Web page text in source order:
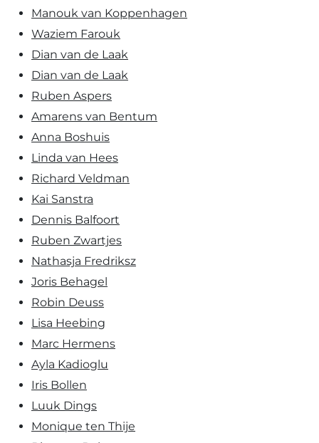
Manouk van Koppenhagen
Waziem Farouk
Dian van de Laak
Dian van de Laak
Ruben Aspers
Amarens van Bentum
Anna Boshuis
Linda van Hees
Richard Veldman
Kai Sanstra
Dennis Balfoort
Ruben Zwartjes
Nathasja Fredriksz
Joris Behagel
Robin Deuss
Lisa Heebing
Marc Hermens
Ayla Kadioglu
Iris Bollen
Luuk Dings
Monique ten Thije